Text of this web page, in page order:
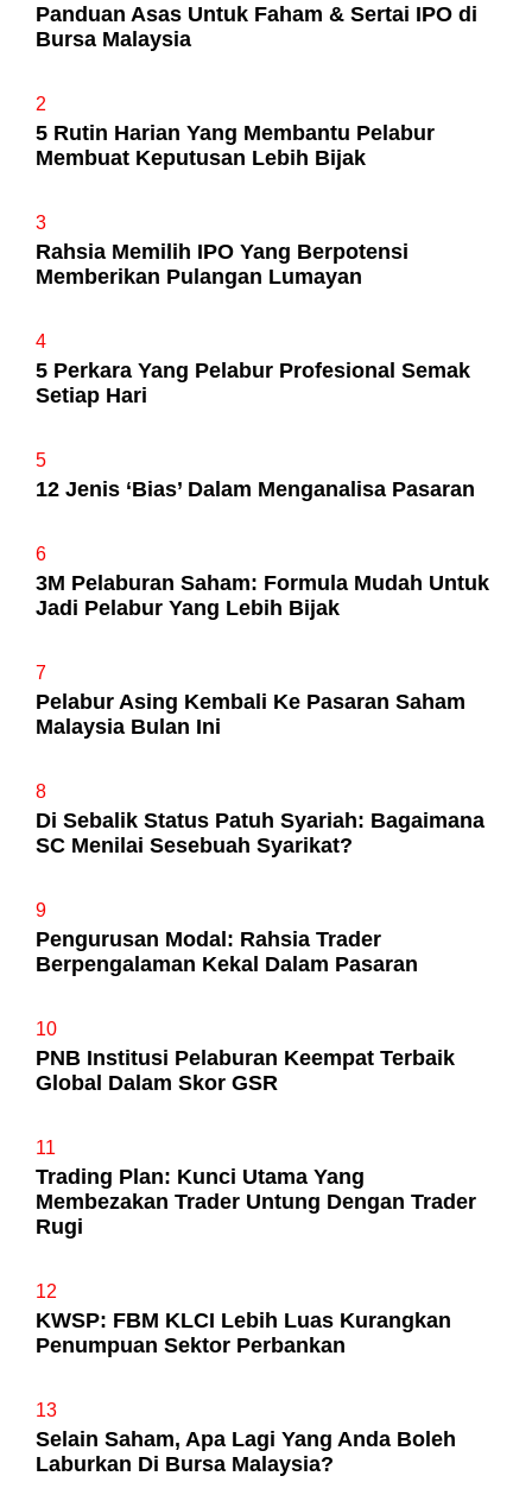
Panduan Asas Untuk Faham & Sertai IPO di
Bursa Malaysia
2
5 Rutin Harian Yang Membantu Pelabur
Membuat Keputusan Lebih Bijak
3
Rahsia Memilih IPO Yang Berpotensi
Memberikan Pulangan Lumayan
4
5 Perkara Yang Pelabur Profesional Semak
Setiap Hari
5
12 Jenis ‘Bias’ Dalam Menganalisa Pasaran
6
3M Pelaburan Saham: Formula Mudah Untuk
Jadi Pelabur Yang Lebih Bijak
7
Pelabur Asing Kembali Ke Pasaran Saham
Malaysia Bulan Ini
8
Di Sebalik Status Patuh Syariah: Bagaimana
SC Menilai Sesebuah Syarikat?
9
Pengurusan Modal: Rahsia Trader
Berpengalaman Kekal Dalam Pasaran
10
PNB Institusi Pelaburan Keempat Terbaik
Global Dalam Skor GSR
11
Trading Plan: Kunci Utama Yang
Membezakan Trader Untung Dengan Trader
Rugi
12
KWSP: FBM KLCI Lebih Luas Kurangkan
Penumpuan Sektor Perbankan
13
Selain Saham, Apa Lagi Yang Anda Boleh
Laburkan Di Bursa Malaysia?